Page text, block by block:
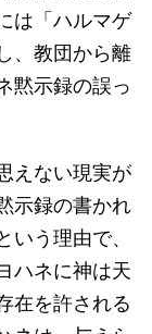
は「ハルマゲ
、教団から離
黙示録の誤っ
えない現実が
示録の書かれ
う理由で、
ハネに神は天
在を許される